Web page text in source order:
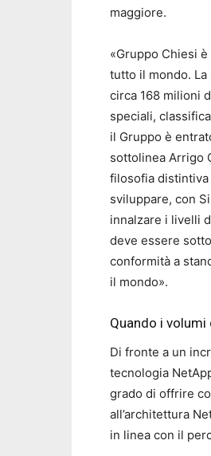
maggiore.
«Gruppo Chiesi
tutto il mondo. La
circa 168 milioni
speciali,
il Gruppo è
sottolinea Arrigo
filosofia distintiva
sviluppare, con
innalzare i livelli
deve essere
conformità a
il mondo».
Quando i volumi
Di fronte a un
tecnologia
grado di offrire
all’architettura
in linea con il